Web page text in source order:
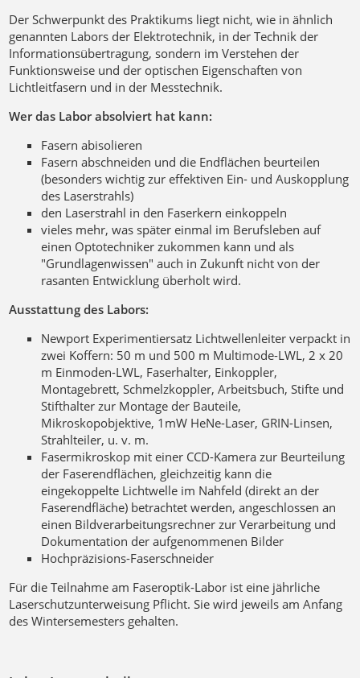
Der Schwerpunkt des Praktikums liegt nicht, wie in ähnlich
genannten Labors der Elektrotechnik, in der Technik der
Informationsübertragung, sondern im Verstehen der
Funktionsweise und der optischen Eigenschaften von
Lichtleitfasern und in der Messtechnik.
Wer das Labor absolviert hat kann:
Fasern abisolieren
Fasern abschneiden und die Endflächen beurteilen
(besonders wichtig zur effektiven Ein- und Auskopplung
des Laserstrahls)
den Laserstrahl in den Faserkern einkoppeln
vieles mehr, was später einmal im Berufsleben auf
einen Optotechniker zukommen kann und als
"Grundlagenwissen" auch in Zukunft nicht von der
rasanten Entwicklung überholt wird.
Ausstattung des Labors:
Newport Experimentiersatz Lichtwellenleiter verpackt in
zwei Koffern: 50 m und 500 m Multimode-LWL, 2 x 20
m Einmoden-LWL, Faserhalter, Einkoppler,
Montagebrett, Schmelzkoppler, Arbeitsbuch, Stifte und
Stifthalter zur Montage der Bauteile,
Mikroskopobjektive, 1mW HeNe-Laser, GRIN-Linsen,
Strahlteiler, u. v. m.
Fasermikroskop mit einer CCD-Kamera zur Beurteilung
der Faserendflächen, gleichzeitig kann die
eingekoppelte Lichtwelle im Nahfeld (direkt an der
Faserendfläche) betrachtet werden, angeschlossen an
einen Bildverarbeitungsrechner zur Verarbeitung und
Dokumentation der aufgenommenen Bilder
Hochpräzisions-Faserschneider
Für die Teilnahme am Faseroptik-Labor ist eine jährliche
Laserschutzunterweisung Pflicht. Sie wird jeweils am Anfang
des Wintersemesters gehalten.